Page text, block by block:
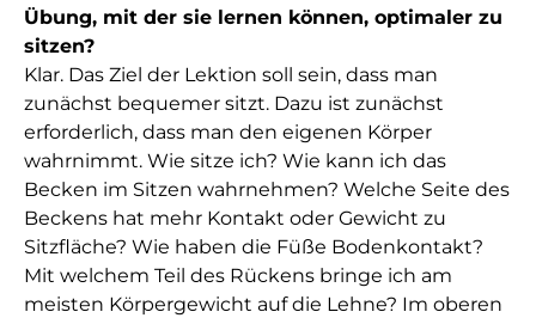
Übung, mit der sie lernen können, optimaler zu
sitzen?
Klar. Das Ziel der Lektion soll sein, dass man
zunächst bequemer sitzt. Dazu ist zunächst
erforderlich, dass man den eigenen Körper
wahrnimmt. Wie sitze ich? Wie kann ich das
Becken im Sitzen wahrnehmen? Welche Seite des
Beckens hat mehr Kontakt oder Gewicht zu
Sitzfläche? Wie haben die Füße Bodenkontakt?
Mit welchem Teil des Rückens bringe ich am
meisten Körpergewicht auf die Lehne? Im oberen